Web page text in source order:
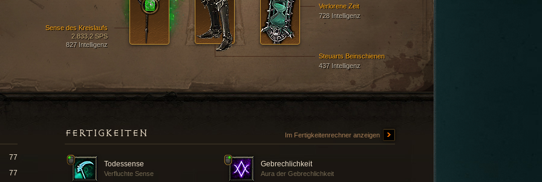
Steuarts Beinschienen
437 Intelligenz
Sense des Kreislaufs
2.833,2 SPS
827 Intelligenz
Verlorene Zeit
728 Intelligenz
FERTIGKEITEN Im Fertigkeitenrechner anzeigen
Todessense
Verfluchte Sense
Gebrechlichkeit
Aura der Gebrechlichkeit
77
77